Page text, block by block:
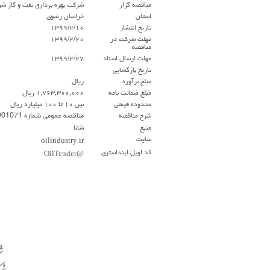
مناقصه گزار
شرکت بهره برداری نفت و گاز
استان
خراسان رضوی
تاريخ انتشار
۱۳۹۹/۲/۱۰
مهلت شركت در
مناقصه
۱۳۹۹/۲/۲۰
مهلت ارسال اسناد
۱۳۹۹/۲/۲۷
تاريخ بازگشايي
مبلغ برآورد
ریال
مبلغ ضمانت نامه
۱,۷۶۳,۳۰۰,۰۰۰ ریال
محدوده قيمتي
بين ۱۰ تا ۱۰۰ ميليارد ريال
شرح مناقصه
مناقصه عمومی شماره 9901071 تعویض پوشش کولتار 13 کیلو متر از خطوط لوله زیر زمینی چاههای گاز ترش
منبع
شانا
سايت
oilindustry.ir
كد اويل اينداستري
@OilTender